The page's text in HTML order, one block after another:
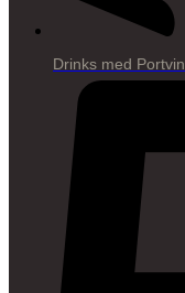
Drinks med Portvin